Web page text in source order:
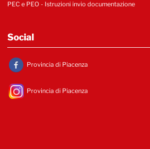
PEC e PEO - Istruzioni invio documentazione
Social
Provincia di Piacenza
Provincia di Piacenza